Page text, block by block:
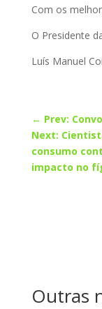
Com os
O Presidente
Luís Manuel
← Prev:
Next:
consumo
impacto no
Outras